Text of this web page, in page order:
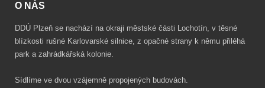
O NÁS
DDÚ Plzeň se nachází na okraji městské části Lochotín, v těsné
blízkosti rušné Karlovarské silnice, z opačné strany k němu přiléhá
park a zahrádkářská kolonie.
Sídlíme ve dvou vzájemně propojených budovách.